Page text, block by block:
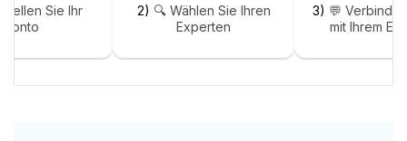
Sie Ihr
Konto
2) 🔍 Wählen Sie Ihren
Experten
3) 💬
mit Ihrem